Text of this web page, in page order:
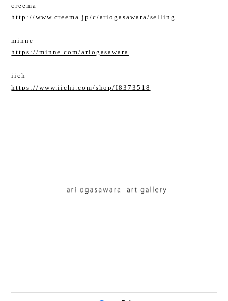
creema
http://www.creema.jp/c/ariogasawara/selling
minne
https://minne.com/ariogasawara
iich
https://www.iichi.com/shop/I8373518